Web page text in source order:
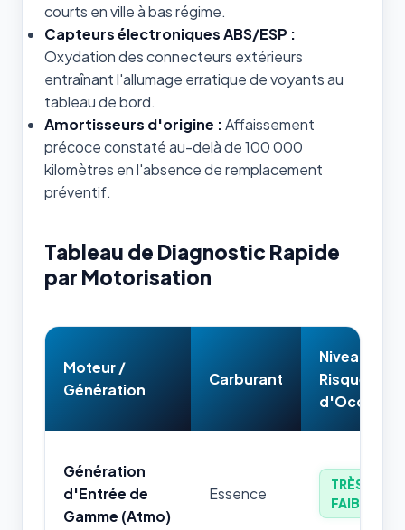
courts en ville à bas régime.
Capteurs électroniques ABS/ESP :
Oxydation des connecteurs extérieurs
entraînant l'allumage erratique de voyants au
tableau de bord.
Amortisseurs d'origine :Affaissement
précoce constaté au-delà de 100 000
kilomètres en l'absence de remplacement
préventif.
Tableau de Diagnostic Rapide
par Motorisation
Moteur /
Génération
Carburant
Niveau de
Risque
d'Occasion
Génération
d'Entrée de
Gamme (Atmo)
Essence
TRÈS
FAIBLE